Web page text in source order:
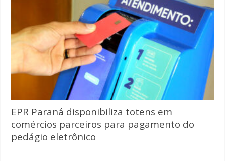
EPR Paraná disponibiliza totens em
comércios parceiros para pagamento do
pedágio eletrônico